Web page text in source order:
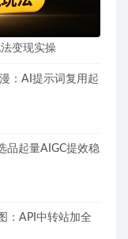
变现实操
：AI提示词复用起
品起量AIGC提效稳
：API中转站加全